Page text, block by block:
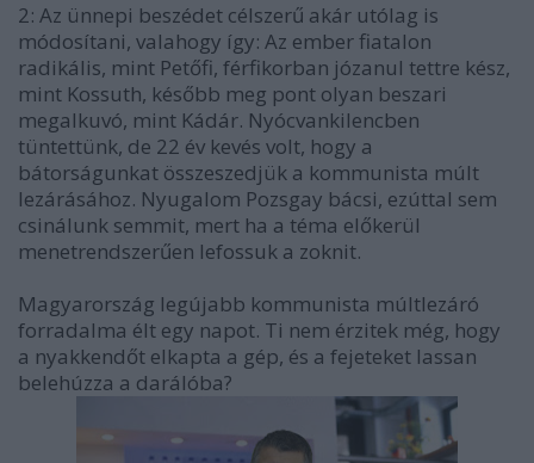
2: Az ünnepi beszédet célszerű akár utólag is
módosítani, valahogy így: Az ember fiatalon
radikális, mint Petőfi, férfikorban józanul tettre kész,
mint Kossuth, később meg pont olyan beszari
megalkuvó, mint Kádár. Nyócvankilencben
tüntettünk, de 22 év kevés volt, hogy a
bátorságunkat összeszedjük a kommunista múlt
lezárásához. Nyugalom Pozsgay bácsi, ezúttal sem
csinálunk semmit, mert ha a téma előkerül
menetrendszerűen lefossuk a zoknit.
Magyarország legújabb kommunista múltlezáró
forradalma élt egy napot. Ti nem érzitek még, hogy
a nyakkendőt elkapta a gép, és a fejeteket lassan
belehúzza a darálóba?